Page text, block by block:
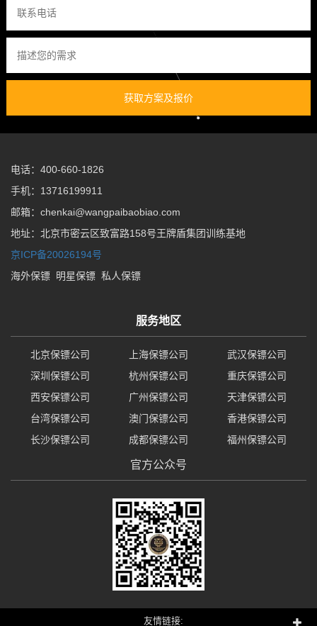
获取方案及报价
电话：400-660-1826
手机：13716199911
邮箱：chenkai@wangpaibaobiao.com
地址：北京市密云区致富路158号王牌盾集团训练基地
京ICP备20026194号
海外保镖 明星保镖 私人保镖
服务地区
北京保镖公司 上海保镖公司
武汉保镖公司
深圳保镖公司
杭州保镖公司
重庆保镖公司
西安保镖公司
广州保镖公司
天津保镖公司
台湾保镖公司
澳门保镖公司
香港保镖公司
长沙保镖公司
成都保镖公司 福州保镖公司
官方公众号
友情链接: